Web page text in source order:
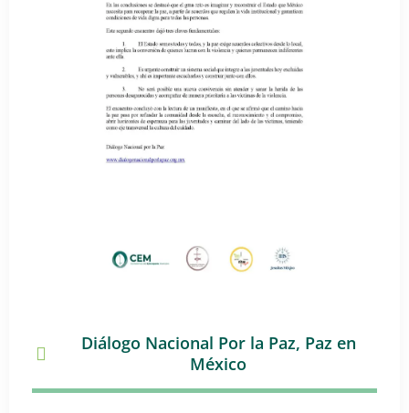
Diálogo Nacional Por la Paz, Paz en
México